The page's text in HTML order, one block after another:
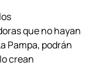
que no hayan
Pampa, podrán
crean